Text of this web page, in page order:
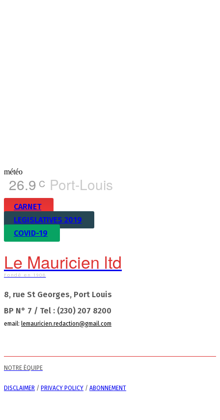
météo
26.9 C Port-Louis
CARNET
LEGISLATIVES 2019
COVID-19
Le Mauricien ltd
Fondé en 1908
8, rue St Georges, Port Louis
BP N° 7 / Tel : (230) 207 8200
email: lemauricien.redaction@gmail.com
NOTRE ÉQUIPE
DISCLAIMER / PRIVACY POLICY / ABONNEMENT